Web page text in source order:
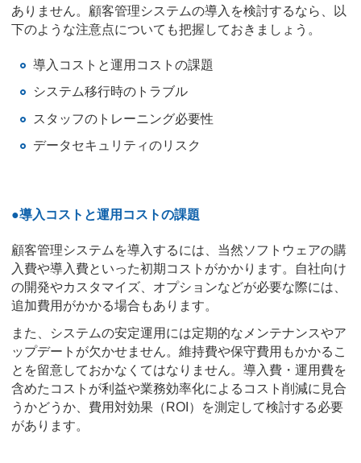
ありません。顧客管理システムの導入を検討するなら、以
下のような注意点についても把握しておきましょう。
導入コストと運用コストの課題
システム移行時のトラブル
スタッフのトレーニング必要性
データセキュリティのリスク
●導入コストと運用コストの課題
顧客管理システムを導入するには、当然ソフトウェアの購
入費や導入費といった初期コストがかかります。自社向け
の開発やカスタマイズ、オプションなどが必要な際には、
追加費用がかかる場合もあります。
また、システムの安定運用には定期的なメンテナンスやア
ップデートが欠かせません。維持費や保守費用もかかるこ
とを留意しておかなくてはなりません。導入費・運用費を
含めたコストが利益や業務効率化によるコスト削減に見合
うかどうか、費用対効果（ROI）を測定して検討する必要
があります。